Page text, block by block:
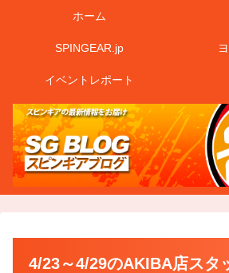
ホーム
SPINGEAR.jp
イベントレポート
4/23～4/29のAKIBA店スタ